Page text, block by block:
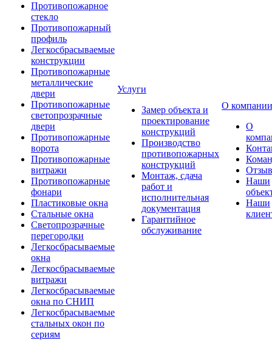
Противопожарное
стекло
Противопожарный
профиль
Легкосбрасываемые
конструкции
Противопожарные
металлические
двери
Противопожарные
светопрозрачные
двери
Противопожарные
ворота
Противопожарные
витражи
Противопожарные
фонари
Пластиковые окна
Стальные окна
Светопрозрачные
перегородки
Легкосбрасываемые
окна
Легкосбрасываемые
витражи
Легкосбрасываемые
окна по СНИП
Легкосбрасываемые
стальных окон по
сериям
Услуги
Замер объекта и
проектирование
конструкций
Производство
противопожарных
конструкций
Монтаж, сдача
работ и
исполнительная
документация
Гарантийное
обслуживание
О компании
О
Наши
Наши